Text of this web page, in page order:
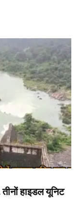
हाइडल यूनिट